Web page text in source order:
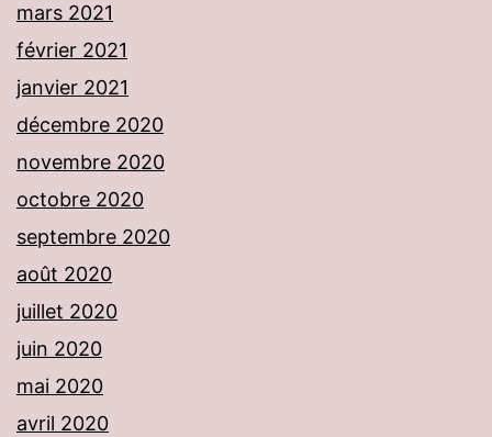
mars 2021
février 2021
janvier 2021
décembre 2020
novembre 2020
octobre 2020
septembre 2020
août 2020
juillet 2020
juin 2020
mai 2020
avril 2020